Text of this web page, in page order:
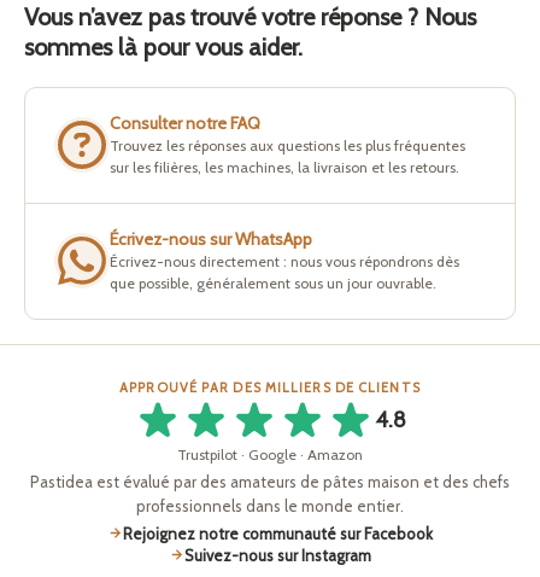
Vous n’avez pas trouvé votre réponse ? Nous
sommes là pour vous aider.
Consulter notre FAQ
Trouvez les réponses aux questions les plus fréquentes
sur les filières, les machines, la livraison et les retours.
Écrivez-nous sur WhatsApp
Écrivez-nous directement : nous vous répondrons dès
que possible, généralement sous un jour ouvrable.
APPROUVÉ PAR DES MILLIERS DE CLIENTS
4.8
Trustpilot · Google · Amazon
Pastidea est évalué par des amateurs de pâtes maison et des chefs
professionnels dans le monde entier.
Rejoignez notre communauté sur Facebook
Suivez-nous sur Instagram